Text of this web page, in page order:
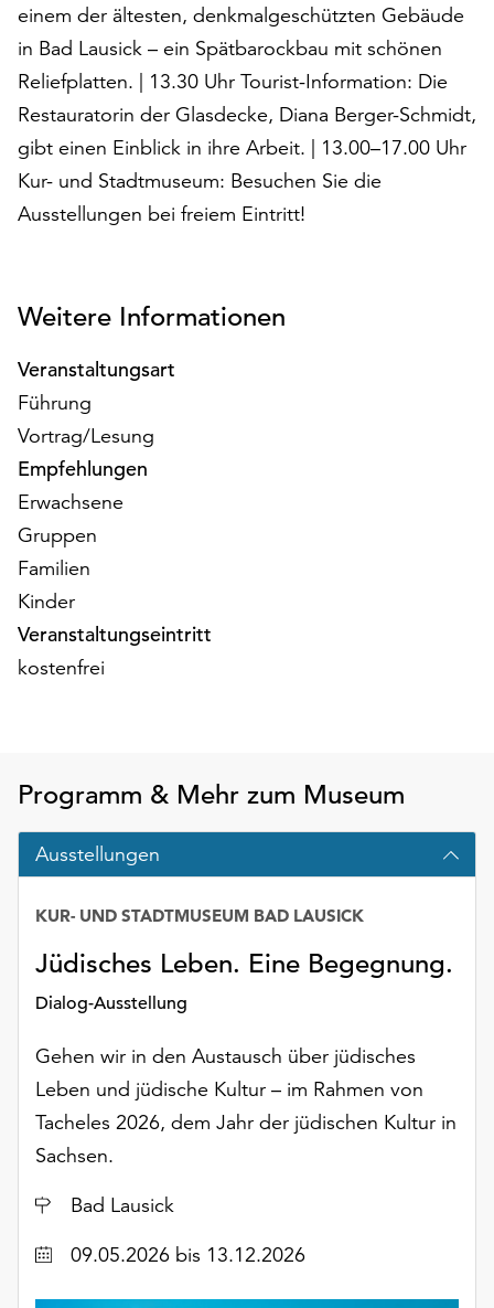
akzeptieren.
Sie
können
Ihr
Einverständnis
jederzeit
ändern
und
widerrufen.
Ihnen
am
der
Seite
die
Schaltfläche
„Cookie-
Einstellungen“
zur
Verfügung.
Funktionale
Cookies
werden
auch
ausgeführt.
Möchten
Sie
die
verwendeten
Cookies
anpassen,
erreichen
Sie
Einstellungen
über
Schaltfläche
„Auswählen“.
Weitere
finden
einem der ältesten, denkmalgeschützten Gebäude
in Bad Lausick – ein Spätbarockbau mit schönen
Reliefplatten. | 13.30 Uhr Tourist-Information: Die
Restauratorin der Glasdecke, Diana Berger-Schmidt,
gibt einen Einblick in ihre Arbeit. | 13.00–17.00 Uhr
Kur- und Stadtmuseum: Besuchen Sie die
Ausstellungen bei freiem Eintritt!
Weitere Informationen
Veranstaltungsart
Führung
Vortrag/Lesung
Empfehlungen
Erwachsene
Gruppen
Familien
Kinder
Veranstaltungseintritt
kostenfrei
Programm & Mehr zum Museum
Ausstellungen
Jüdisches Leben. Eine Begegnung.
Dialog-Ausstellung
KUR- UND STADTMUSEUM BAD LAUSICK
Gehen wir in den Austausch über jüdisches
Leben und jüdische Kultur – im Rahmen von
Tacheles 2026, dem Jahr der jüdischen Kultur in
Sachsen.
Ort
Bad Lausick
Datum09.05.2026 bis 13.12.2026